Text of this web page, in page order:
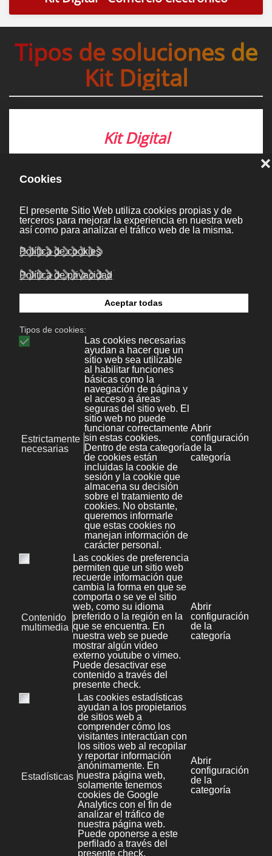
Tipos de soluciones de
Kit Digital
Kit Digital
Sitio Web y presencia básica
Más información
Kit Digital
Comercio electrónico
Más información
Kit Digital
Gestión de clientes
Más información
Kit Digital
Gestión de procesos
Más información
Kit Digital
Presencia Avanzada en
Internet
Más información